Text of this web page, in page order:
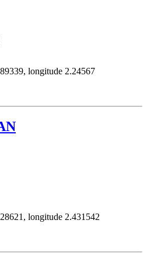
longitude 2.24567
longitude 2.431542